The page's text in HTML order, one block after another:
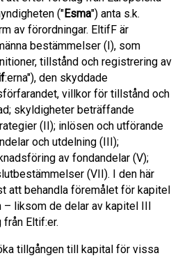
("Esma") anta s.k.
av förordningar. EltifF är
bestämmelser (I), som
tillstånd och registrering av
:erna"), den skyddade
villkor för tillstånd och
skyldigheter beträffande
(II); inlösen och utförande
och utdelning (III);
av fondandelar (V);
(VII). I den här
att behandla föremålet för kapitel
liksom de delar av kapitel III
Eltif:er.
tillgången till kapital för vissa